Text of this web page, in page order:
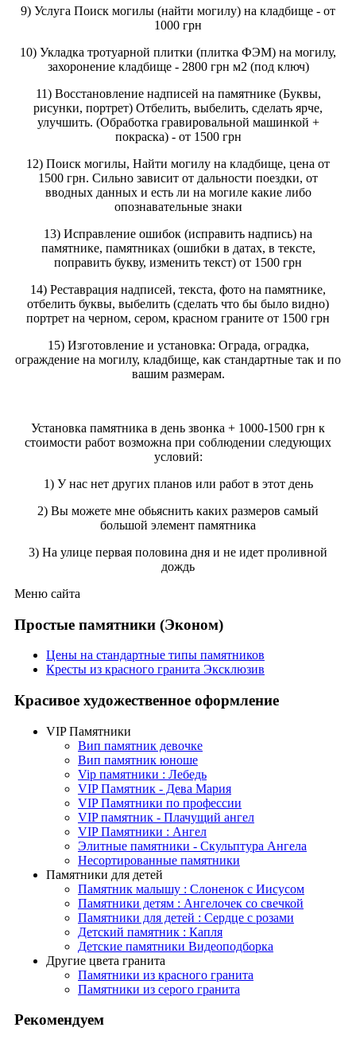
9) Услуга Поиск могилы (найти могилу) на кладбище - от
1000 грн
10) Укладка тротуарной плитки (плитка ФЭМ) на могилу,
захоронение кладбище - 2800 грн м2 (под ключ)
11) Восстановление надписей на памятнике (Буквы,
рисунки, портрет) Отбелить, выбелить, сделать ярче,
улучшить. (Обработка гравировальной машинкой +
покраска) - от 1500 грн
12) Поиск могилы, Найти могилу на кладбище, цена от
1500 грн. Сильно зависит от дальности поездки, от
вводных данных и есть ли на могиле какие либо
опознавательные знаки
13) Исправление ошибок (исправить надпись) на
памятнике, памятниках (ошибки в датах, в тексте,
поправить букву, изменить текст) от 1500 грн
14) Реставрация надписей, текста, фото на памятнике,
отбелить буквы, выбелить (сделать что бы было видно)
портрет на черном, сером, красном граните от 1500 грн
15) Изготовление и установка: Ограда, оградка,
ограждение на могилу, кладбище, как стандартные так и по
вашим размерам.
Установка памятника в день звонка + 1000-1500 грн к
стоимости работ возможна при соблюдении следующих
условий:
1) У нас нет других планов или работ в этот день
2) Вы можете мне обьяснить каких размеров самый
большой элемент памятника
3) На улице первая половина дня и не идет проливной
дождь
Меню сайта
Простые памятники (Эконом)
Цены на стандартные типы памятников
Кресты из красного гранита Эксклюзив
Красивое художественное оформление
VIP Памятники
Вип памятник девочке
Вип памятник юноше
Vip памятники : Лебедь
VIP Памятник - Дева Мария
VIP Памятники по профессии
VIP памятник - Плачущий ангел
VIP Памятники : Ангел
Элитные памятники - Скульптура Ангела
Несортированные памятники
Памятники для детей
Памятник малышу : Слоненок с Иисусом
Памятники детям : Ангелочек со свечкой
Памятники для детей : Сердце с розами
Детский памятник : Капля
Детские памятники Видеоподборка
Другие цвета гранита
Памятники из красного гранита
Памятники из серого гранита
Рекомендуем